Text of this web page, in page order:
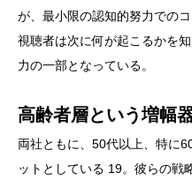
が、最小限の認知的努力での
視聴者は次に何が起こるかを
力の一部となっている。
高齢者層という増幅
両社ともに、50代以上、特に
ットとしている 19。彼らの戦